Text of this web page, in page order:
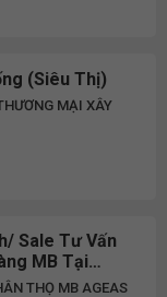
(Siêu Thị)
MẠI XÂY
Sale Tư Vấn
MB Tại
T7, Chủ
THỌ MB AGEAS